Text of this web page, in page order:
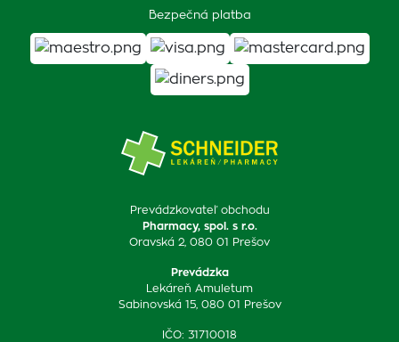
Prevádzkovateľ obchodu
Pharmacy, spol. s r.o.
Oravská 2, 080 01 Prešov
Prevádzka
Lekáreň Amuletum
Sabinovská 15, 080 01 Prešov
IČO: 31710018
Bezpečná platba